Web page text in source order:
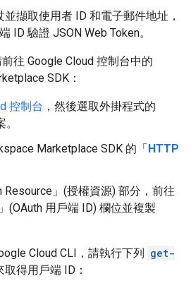
擷取使用者 ID 和電子郵件地址，
ID 驗證 JSON Web Token。
往 Google Cloud 控制台中的
SDK：
控制台 ，然後選取外掛程式的
Marketplace SDK 的「HTTP
Resource」(授權資源) 部分，前往
(OAuth 用戶端 ID) 欄位並複製
Cloud CLI，請執行下列 get-
取得用戶端 ID：